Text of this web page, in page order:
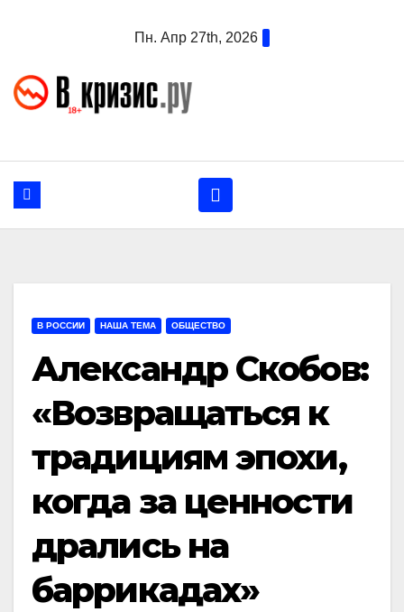
Пн. Апр 27th, 2026
В РОССИИ НАША ТЕМА ОБЩЕСТВО
Александр Скобов:
«Возвращаться к
традициям эпохи,
когда за ценности
дрались на
баррикадах»